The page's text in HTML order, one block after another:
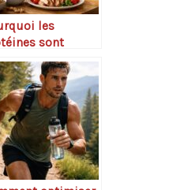
les
sont
à la